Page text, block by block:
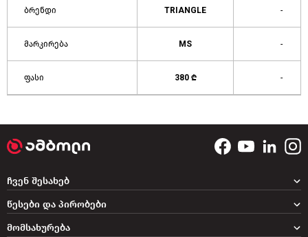
ბრენდი TRIANGLE -
მარკირება MS -
ფასი 380 ₾ -
ჩვენ შესახებ
წესები და პირობები
მომსახურება